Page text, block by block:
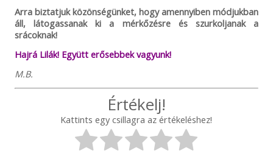
Arra biztatjuk közönségünket, hogy amennyiben módjukban
áll, látogassanak ki a mérkőzésre és szurkoljanak a
srácoknak!
Hajrá Lilák! Együtt erősebbek vagyunk!
M.B.
Értékelj!
Kattints egy csillagra az értékeléshez!